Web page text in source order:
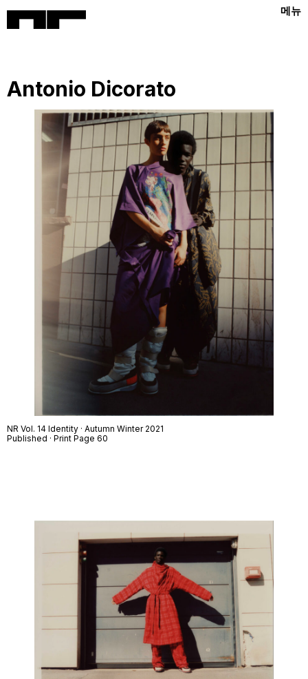
메뉴
Antonio Dicorato
NR Vol. 14 Identity · Autumn Winter 2021
Published · Print Page 60